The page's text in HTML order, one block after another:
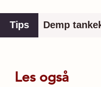
Tips Demp
Skap distanse ved å
Les også